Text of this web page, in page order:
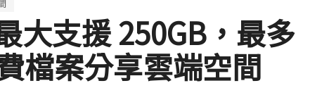
大支援 250GB，最多
檔案分享雲端空間